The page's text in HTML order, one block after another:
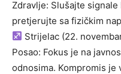
Zdravlje: Slušajte
pretjerujte sa fizičkim
Strijelac (22.
Posao: Fokus je na
odnosima. Kompromis je